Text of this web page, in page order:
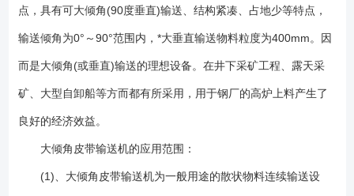
械化带式输送机输送物料、总体投资费用低，约节约投资费用20％～
30％。 (3)、该机型与普通带式输送机、斗式提升机、刮板输送机比
500m。 (5)、在垂直输送物料时，物料粒度可达300mm。 (6)、从
水平到倾斜(或垂直)能平稳过渡。 (7)、能耗低、结构简单、维护方
便。 (8)、胶带强度高，使用寿命长。 大倾角皮带输送机的主要优
和垂直提升的理想设备。因此可以节约占地面积，节省设备投资和土建费
用，取得良好的综合经济效益。例如，某用户欲将煤炭提升到20m高的料
点，具有可大倾角(90度垂直)输送、结构紧凑、占地少等特点，
输送倾角为0°～90°范围内，*大垂直输送物料粒度为400mm。因
而是大倾角(或垂直)输送的理想设备。在井下采矿工程、露天采
矿、大型自卸船等方而都有所采用，用于钢厂的高炉上料产生了
良好的经济效益。
大倾角皮带输送机的应用范围：
(1)、大倾角皮带输送机为一般用途的散状物料连续输送设